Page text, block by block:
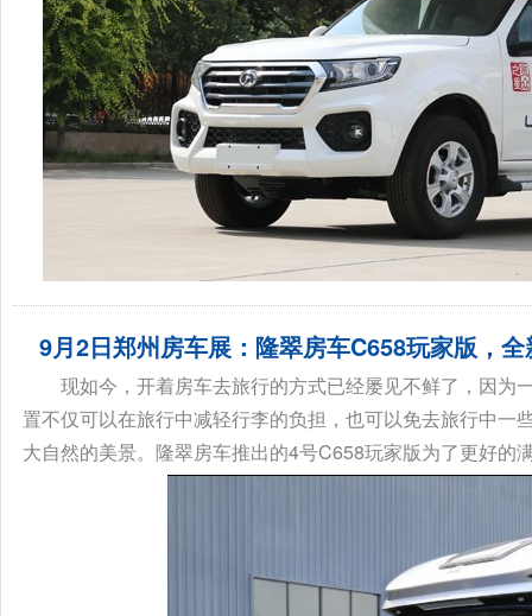
9月2日郑州房车展：隆翠房车C658玩家版，
现如今，开着房车去旅行的方式已经屡见不鲜了，因
置不仅可以在旅行中减轻行李的负担，也可以免去旅行中
大自然的美景。隆翠房车推出的4号C658玩家版为了更好的